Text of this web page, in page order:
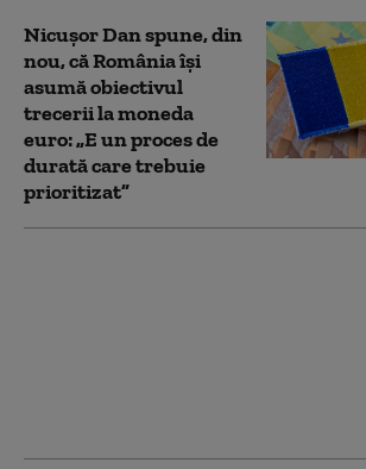
Nicușor Dan spune, din
nou, că România își
asumă obiectivul
trecerii la moneda
euro: „E un proces de
durată care trebuie
prioritizat”